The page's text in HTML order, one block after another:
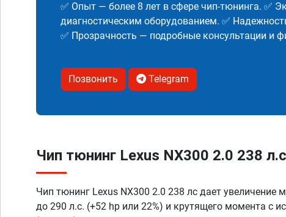
✅ Опыт — более 8 лет в сфере чип-тюнинга. ✅
диагностическим оборудованием. ✅
✅ Прозрачность — подробные консультации и
Позвонить Telegram
Чип тюнинг Lexus NX300 2.0 238
Чип тюнинг Lexus NX300 2.0 238 лс дает увеличение
до 290 л.с. (+52 hp или 22%) и крутящего момента с